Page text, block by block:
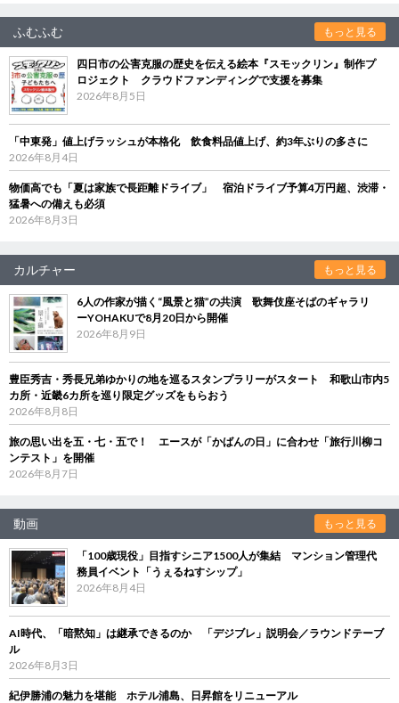
ふむふむ もっと見る
四日市の公害克服の歴史を伝える絵本『スモックリン』制作プ
ロジェクト クラウドファンディングで支援を募集
2026年8月5日
「中東発」値上げラッシュが本格化 飲食料品値上げ、約3年ぶりの多さに
2026年8月4日
物価高でも「夏は家族で長距離ドライブ」 宿泊ドライブ予算4万円超、渋滞・
猛暑への備えも必須
2026年8月3日
カルチャー もっと見る
6人の作家が描く“風景と猫”の共演 歌舞伎座そばのギャラリ
ーYOHAKUで8月20日から開催
2026年8月9日
豊臣秀吉・秀長兄弟ゆかりの地を巡るスタンプラリーがスタート 和歌山市内5
カ所・近畿6カ所を巡り限定グッズをもらおう
2026年8月8日
旅の思い出を五・七・五で！ エースが「かばんの日」に合わせ「旅行川柳コ
ンテスト」を開催
2026年8月7日
動画 もっと見る
「100歳現役」目指すシニア1500人が集結 マンション管理代
務員イベント「うぇるねすシップ」
2026年8月4日
AI時代、「暗黙知」は継承できるのか 「デジブレ」説明会／ラウンドテーブ
ル
2026年8月3日
紀伊勝浦の魅力を堪能 ホテル浦島、日昇館をリニューアル